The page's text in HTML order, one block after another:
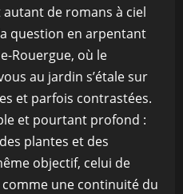
de romans à ciel
question en arpentant
Rouergue, où le
au jardin s’étale sur
et parfois contrastées.
et pourtant profond :
plantes et des
objectif, celui de
une continuité du